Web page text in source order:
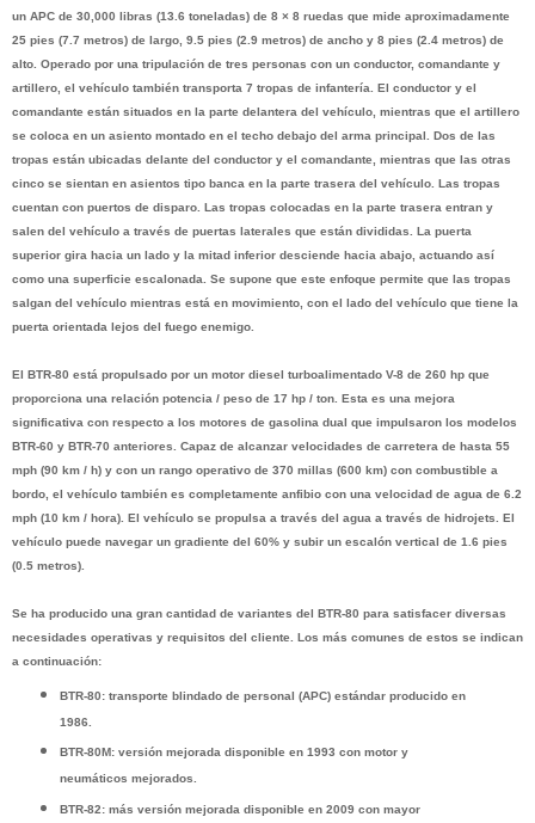
un APC de 30,000 libras (13.6 toneladas) de 8 × 8 ruedas que mide aproximadamente
25 pies (7.7 metros) de largo, 9.5 pies (2.9 metros) de ancho y 8 pies (2.4 metros) de
alto. Operado por una tripulación de tres personas con un conductor, comandante y
artillero, el vehículo también transporta 7 tropas de infantería. El conductor y el
comandante están situados en la parte delantera del vehículo, mientras que el artillero
se coloca en un asiento montado en el techo debajo del arma principal. Dos de las
tropas están ubicadas delante del conductor y el comandante, mientras que las otras
cinco se sientan en asientos tipo banca en la parte trasera del vehículo. Las tropas
cuentan con puertos de disparo. Las tropas colocadas en la parte trasera entran y
salen del vehículo a través de puertas laterales que están divididas. La puerta
superior gira hacia un lado y la mitad inferior desciende hacia abajo, actuando así
como una superficie escalonada. Se supone que este enfoque permite que las tropas
salgan del vehículo mientras está en movimiento, con el lado del vehículo que tiene la
puerta orientada lejos del fuego enemigo.
El BTR-80 está propulsado por un motor diesel turboalimentado V-8 de 260 hp que
proporciona una relación potencia / peso de 17 hp / ton. Esta es una mejora
significativa con respecto a los motores de gasolina dual que impulsaron los modelos
BTR-60 y BTR-70 anteriores. Capaz de alcanzar velocidades de carretera de hasta 55
mph (90 km / h) y con un rango operativo de 370 millas (600 km) con combustible a
bordo, el vehículo también es completamente anfibio con una velocidad de agua de 6.2
mph (10 km / hora). El vehículo se propulsa a través del agua a través de hidrojets. El
vehículo puede navegar un gradiente del 60% y subir un escalón vertical de 1.6 pies
(0.5 metros).
Se ha producido una gran cantidad de variantes del BTR-80 para satisfacer diversas
necesidades operativas y requisitos del cliente. Los más comunes de estos se indican
a continuación:
BTR-80: transporte blindado de personal (APC) estándar producido en
1986.
BTR-80M: versión mejorada disponible en 1993 con motor y
neumáticos mejorados.
BTR-82: más versión mejorada disponible en 2009 con mayor